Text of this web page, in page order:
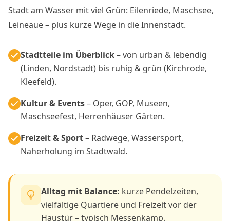
Stadt am Wasser mit viel Grün: Eilenriede, Maschsee,
Leineaue – plus kurze Wege in die Innenstadt.
Stadtteile im Überblick– von urban & lebendig
(Linden, Nordstadt) bis ruhig & grün (Kirchrode,
Kleefeld).
Kultur & Events– Oper, GOP, Museen,
Maschseefest, Herrenhäuser Gärten.
Freizeit & Sport– Radwege, Wassersport,
Naherholung im Stadtwald.
Alltag mit Balance: kurze Pendelzeiten,
vielfältige Quartiere und Freizeit vor der
Haustür – typisch Messenkamp.